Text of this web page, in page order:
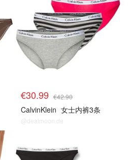
€30.99 €42.90
CalvinKlein 女士内裤3条
@dealmoon.de